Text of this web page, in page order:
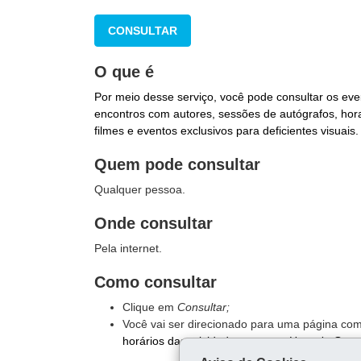
CONSULTAR
O que é
Por meio desse serviço, você pode consultar os
encontros com autores, sessões de autógrafos,
filmes e eventos exclusivos para deficientes visuais.
Quem pode consultar
Qualquer pessoa.
Onde consultar
Pela internet.
Como consultar
Clique em Consultar;
Você vai ser direcionado para uma página
horários das atividades, como aHora do